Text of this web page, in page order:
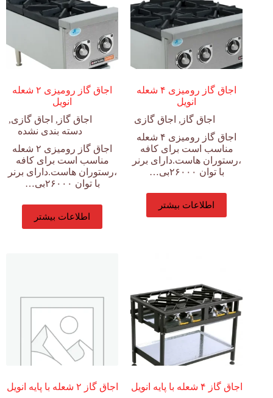
اجاق گاز رومیزی ۴ شعله
انویل
اجاق گاز , اجاق گازی
اجاق گاز رومیزی ۴ شعله
مناسب است برای کافه
،رستوران هاست.دارای برنر
با توان ۲۶۰۰۰بی…
اطلاعات بیشتر
اجاق گاز رومیزی ۲ شعله
انویل
اجاق گاز , اجاق گازی,
دسته بندی نشده
اجاق گاز رومیزی ۲ شعله
مناسب است برای کافه
،رستوران هاست.دارای برنر
با توان ۲۶۰۰۰بی…
اطلاعات بیشتر
اجاق گاز ۴ شعله با پایه انویل
اجاق گاز ۲ شعله با پایه انویل